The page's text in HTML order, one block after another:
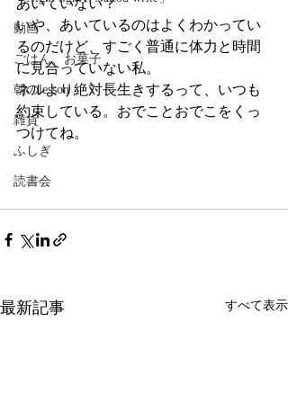
動画
ごはん、お菓子
朝のlesson
雑貨
ふしぎ
読書会
あいていない？
いや、あいているのはよくわかってい
るのだけど、すごく普通に体力と時間
に見合っていない私。
ネルより絶対長生きするって、いつも
約束している。おでことおでこをくっ
つけてね。
最新記事 すべて表示